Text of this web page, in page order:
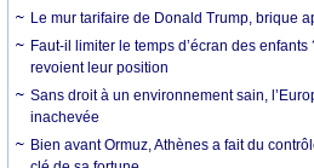
Le mur tarifaire de Donald Trump, brique
Faut-il limiter le temps d’écran des
revoient leur position
Sans droit à un environnement sain,
inachevée
Bien avant Ormuz, Athènes a fait du